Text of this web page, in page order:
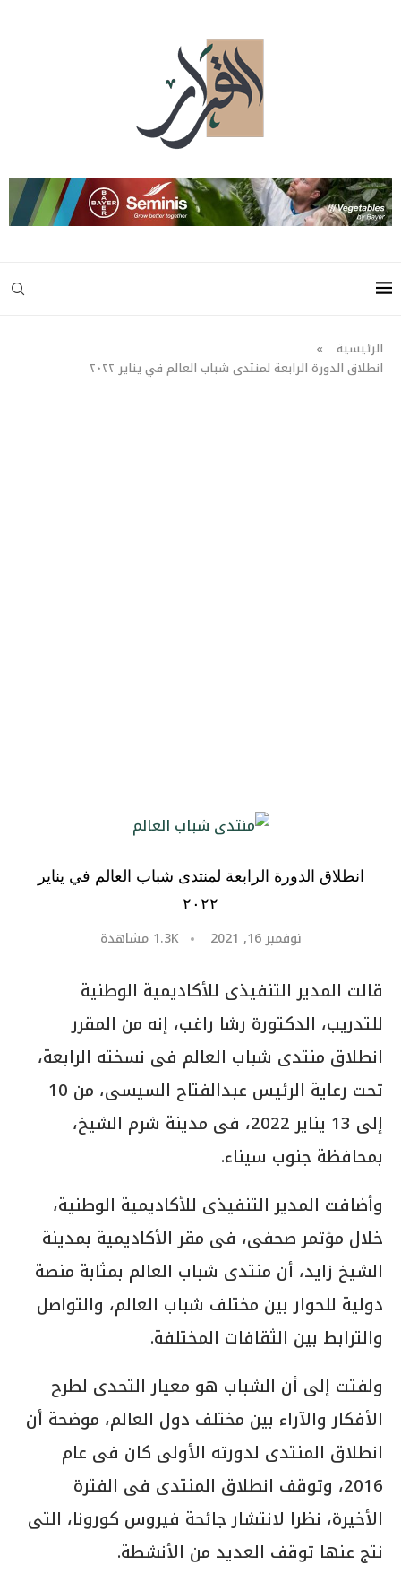
الرئيسية
»
انطلاق الدورة الرابعة لمنتدى شباب العالم في يناير ٢٠٢٢
انطلاق الدورة الرابعة لمنتدى شباب العالم في يناير
٢٠٢٢
نوفمبر 16, 2021 1.3K مشاهدة
قالت المدير التنفيذى للأكاديمية الوطنية
للتدريب، الدكتورة رشا راغب، إنه من المقرر
انطلاق منتدى شباب العالم فى نسخته الرابعة،
تحت رعاية الرئيس عبدالفتاح السيسى، من 10
إلى 13 يناير 2022، فى مدينة شرم الشيخ،
بمحافظة جنوب سيناء.
وأضافت المدير التنفيذى للأكاديمية الوطنية،
خلال مؤتمر صحفى، فى مقر الأكاديمية بمدينة
الشيخ زايد، أن منتدى شباب العالم بمثابة منصة
دولية للحوار بين مختلف شباب العالم، والتواصل
والترابط بين الثقافات المختلفة.
ولفتت إلى أن الشباب هو معيار التحدى لطرح
الأفكار والآراء بين مختلف دول العالم، موضحة أن
انطلاق المنتدى لدورته الأولى كان فى عام
2016، وتوقف انطلاق المنتدى فى الفترة
الأخيرة، نظرا لانتشار جائحة فيروس كورونا، التى
نتج عنها توقف العديد من الأنشطة.